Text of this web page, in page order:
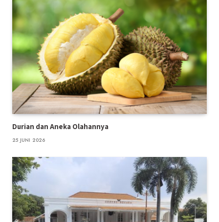
Durian dan Aneka Olahannya
25 JUNI 2026